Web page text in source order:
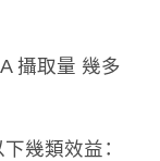
攝取量 幾多
幾類效益：